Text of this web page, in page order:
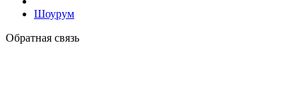
Шоурум
Обратная связь